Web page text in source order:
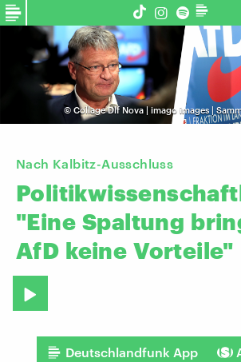
© Collage Dlf Nova | imago images |
Nach Kalbitz-Ausschluss
"Eine Spaltung
AfD keine Vorteile"
Deutschlandfunk App